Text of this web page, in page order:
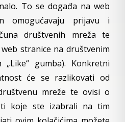
To se događa na web
omogućavaju prijavu i
društvenih mreža te
stranice na društvenim
gumba). Konkretni
će se razlikovati od
mreže te ovisi o
koje ste izabrali na tim